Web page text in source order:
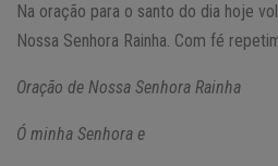
Na oração para o santo do dia hoje
Nossa Senhora Rainha. Com fé
Oração de Nossa Senhora Rainha
Ó minha Senhora e